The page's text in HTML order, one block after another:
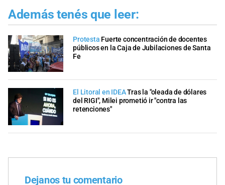
Además tenés que leer:
Protesta Fuerte concentración de docentes
públicos en la Caja de Jubilaciones de Santa
Fe
El Litoral en IDEATras la "oleada de dólares
del RIGI", Milei prometió ir "contra las
retenciones"
Dejanos tu comentario